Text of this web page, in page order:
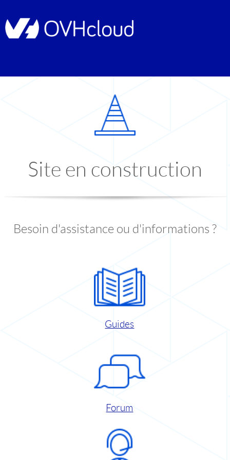
Site en construction
Besoin d'assistance ou d'informations ?
Guides
Forum